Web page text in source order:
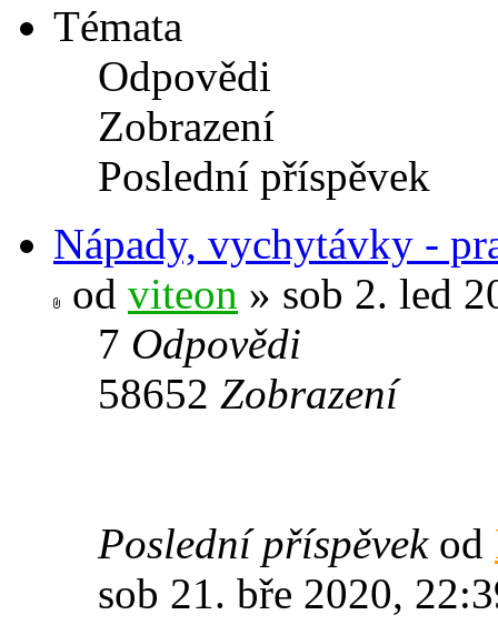
Témata
Odpovědi
Zobrazení
Poslední příspěvek
Nápady, vychytávky -
od viteon » sob 2. led
7 Odpovědi
58652 Zobrazení
Poslední příspěvek od
sob 21. bře 2020,